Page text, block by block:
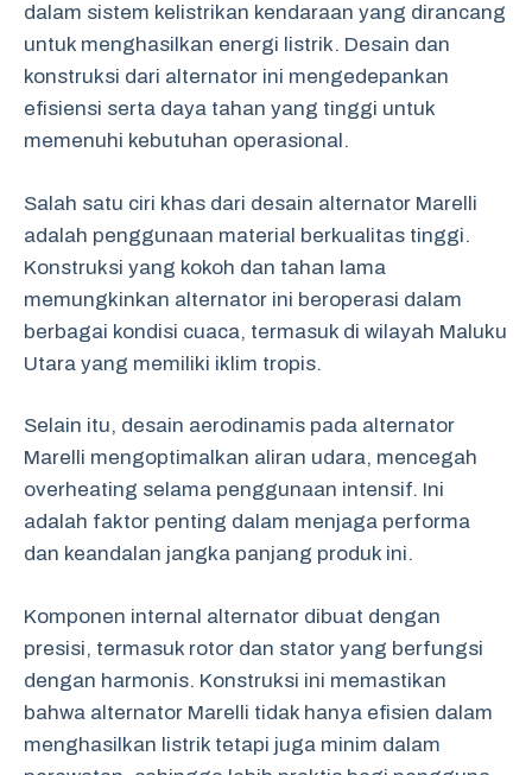
dalam sistem kelistrikan kendaraan yang dirancang
untuk menghasilkan energi listrik. Desain dan
konstruksi dari alternator ini mengedepankan
efisiensi serta daya tahan yang tinggi untuk
memenuhi kebutuhan operasional.
Salah satu ciri khas dari desain alternator Marelli
adalah penggunaan material berkualitas tinggi.
Konstruksi yang kokoh dan tahan lama
memungkinkan alternator ini beroperasi dalam
berbagai kondisi cuaca, termasuk di wilayah Maluku
Utara yang memiliki iklim tropis.
Selain itu, desain aerodinamis pada alternator
Marelli mengoptimalkan aliran udara, mencegah
overheating selama penggunaan intensif. Ini
adalah faktor penting dalam menjaga performa
dan keandalan jangka panjang produk ini.
Komponen internal alternator dibuat dengan
presisi, termasuk rotor dan stator yang berfungsi
dengan harmonis. Konstruksi ini memastikan
bahwa alternator Marelli tidak hanya efisien dalam
menghasilkan listrik tetapi juga minim dalam